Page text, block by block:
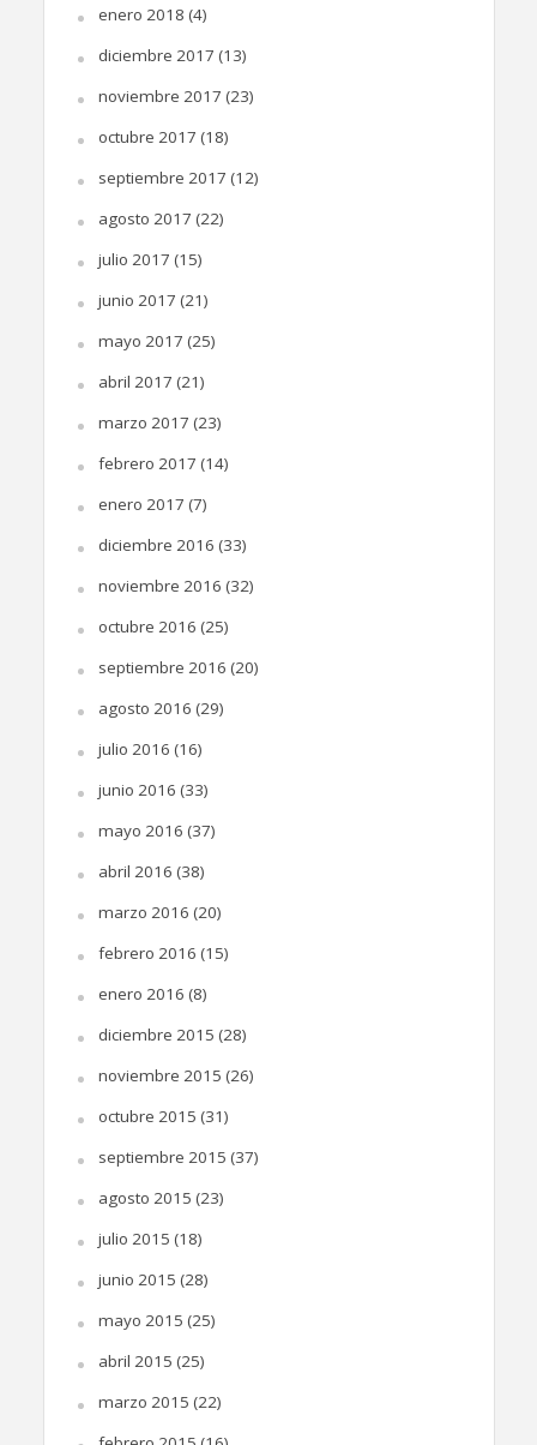
enero 2018 (4)
diciembre 2017 (13)
noviembre 2017 (23)
octubre 2017 (18)
septiembre 2017 (12)
agosto 2017 (22)
julio 2017 (15)
junio 2017 (21)
mayo 2017 (25)
abril 2017 (21)
marzo 2017 (23)
febrero 2017 (14)
enero 2017 (7)
diciembre 2016 (33)
noviembre 2016 (32)
octubre 2016 (25)
septiembre 2016 (20)
agosto 2016 (29)
julio 2016 (16)
junio 2016 (33)
mayo 2016 (37)
abril 2016 (38)
marzo 2016 (20)
febrero 2016 (15)
enero 2016 (8)
diciembre 2015 (28)
noviembre 2015 (26)
octubre 2015 (31)
septiembre 2015 (37)
agosto 2015 (23)
julio 2015 (18)
junio 2015 (28)
mayo 2015 (25)
abril 2015 (25)
marzo 2015 (22)